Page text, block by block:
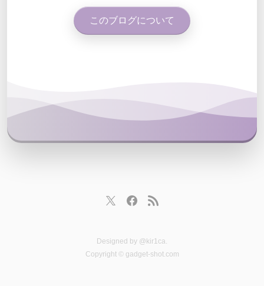
このブログについて
Designed by @kir1ca.
Copyright © gadget-shot.com